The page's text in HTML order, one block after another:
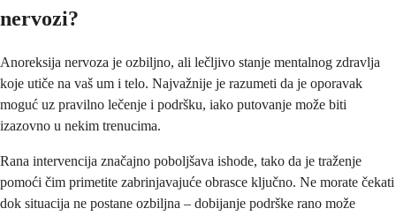
nervozi?
Anoreksija nervoza je ozbiljno, ali lečljivo stanje mentalnog zdravlja
koje utiče na vaš um i telo. Najvažnije je razumeti da je oporavak
moguć uz pravilno lečenje i podršku, iako putovanje može biti
izazovno u nekim trenucima.
Rana intervencija značajno poboljšava ishode, tako da je traženje
pomoći čim primetite zabrinjavajuće obrasce ključno. Ne morate čekati
dok situacija ne postane ozbiljna – dobijanje podrške rano može